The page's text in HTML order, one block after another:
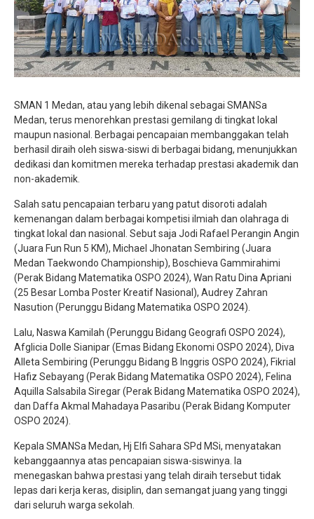
SMAN 1 Medan, atau yang lebih dikenal sebagai SMANSa
Medan, terus menorehkan prestasi gemilang di tingkat lokal
maupun nasional. Berbagai pencapaian membanggakan telah
berhasil diraih oleh siswa-siswi di berbagai bidang, menunjukkan
dedikasi dan komitmen mereka terhadap prestasi akademik dan
non-akademik.
Salah satu pencapaian terbaru yang patut disoroti adalah
kemenangan dalam berbagai kompetisi ilmiah dan olahraga di
tingkat lokal dan nasional. Sebut saja Jodi Rafael Perangin Angin
(Juara Fun Run 5 KM), Michael Jhonatan Sembiring (Juara
Medan Taekwondo Championship), Boschieva Gammirahimi
(Perak Bidang Matematika OSPO 2024), Wan Ratu Dina Apriani
(25 Besar Lomba Poster Kreatif Nasional), Audrey Zahran
Nasution (Perunggu Bidang Matematika OSPO 2024).
Lalu, Naswa Kamilah (Perunggu Bidang Geografi OSPO 2024),
Afglicia Dolle Sianipar (Emas Bidang Ekonomi OSPO 2024), Diva
Alleta Sembiring (Perunggu Bidang B Inggris OSPO 2024), Fikrial
Hafiz Sebayang (Perak Bidang Matematika OSPO 2024), Felina
Aquilla Salsabila Siregar (Perak Bidang Matematika OSPO 2024),
dan Daffa Akmal Mahadaya Pasaribu (Perak Bidang Komputer
OSPO 2024).
Kepala SMANSa Medan, Hj Elfi Sahara SPd MSi, menyatakan
kebanggaannya atas pencapaian siswa-siswinya. Ia
menegaskan bahwa prestasi yang telah diraih tersebut tidak
lepas dari kerja keras, disiplin, dan semangat juang yang tinggi
dari seluruh warga sekolah.